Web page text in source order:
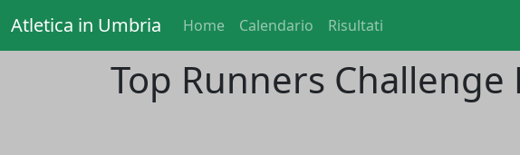
Atletica in Umbria Home Calendario Risultati
Top Runners Challenge